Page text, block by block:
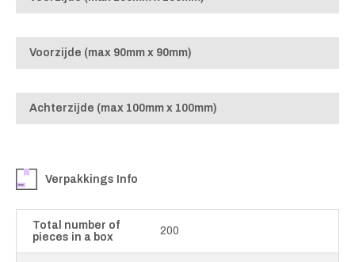
Voorzijde (max 90mm x 90mm)
Achterzijde (max 100mm x 100mm)
Verpakkings Info
Total number of
pieces in a box
200